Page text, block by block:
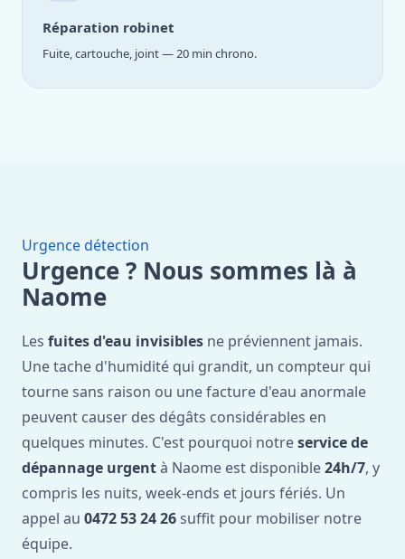
Réparation robinet
Fuite, cartouche, joint — 20 min chrono.
Urgence détection
Urgence ? Nous sommes là à
Naome
Les fuites d'eau invisibles ne préviennent jamais.
Une tache d'humidité qui grandit, un compteur qui
tourne sans raison ou une facture d'eau anormale
peuvent causer des dégâts considérables en
quelques minutes. C'est pourquoi notreservice de
dépannage urgentà Naome est disponible24h/7, y
compris les nuits, week-ends et jours fériés. Un
appel au 0472 53 24 26 suffit pour mobiliser notre
équipe.